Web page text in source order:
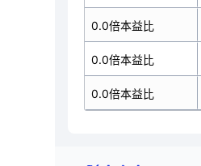
0.0倍本益比
0.0倍本益比
0.0倍本益比